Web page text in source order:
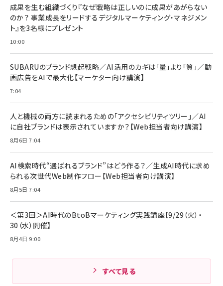
成果を生む組織づくり『なぜ戦略は正しいのに成果があがらない
のか？ 事業成長をリードするデジタルマーケティング・マネジメン
ト』を3名様にプレゼント
10:00
SUBARUのブランド想起戦略／AI活用のカギは「量」より「質」／動
画広告をAIで最大化【マーケター向け講演】
7:04
人と機械の両方に読まれるための「アクセシビリティツリー」／AI
に自社ブランドは表示されていますか？【Web担当者向け講演】
8月6日 7:04
AI検索時代“選ばれるブランド”はどう作る？／生成AI時代に求め
られる次世代Web制作フロー【Web担当者向け講演】
8月5日 7:04
＜第3回＞AI時代のBtoBマーケティング実践講座【9/29（火）・
30（水）開催】
8月4日 9:00
すべて見る